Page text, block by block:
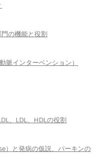
の機能と役割
脈インターベンション）
、LDL、HDLの役割
）と発病の仮説、パーキンの